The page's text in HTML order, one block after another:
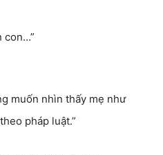
con…”
muốn nhìn thấy mẹ như
pháp luật.”